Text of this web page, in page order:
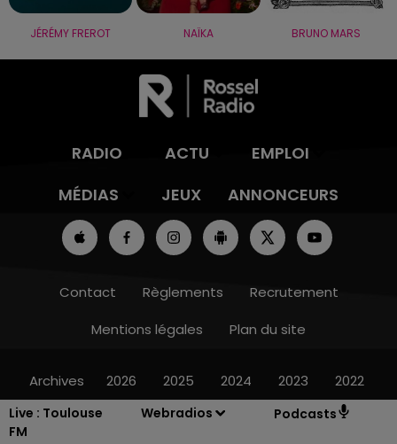
Live : Toulouse
FM
Webradios Podcasts
JÉRÉMY FREROT NAÏKA BRUNO MARS
RADIO ACTU
EMPLOI
MÉDIAS
JEUX ANNONCEURS
Contact Règlements
Recrutement
Mentions légales
Plan du site
Archives 2026 2025 2024 2023 2022